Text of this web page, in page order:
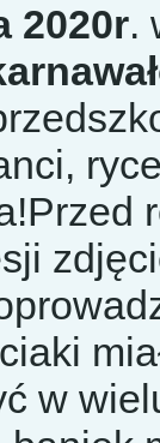
2020r.
w